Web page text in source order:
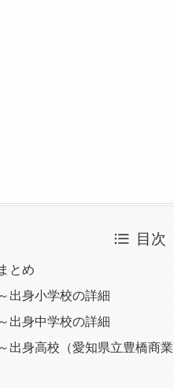
目次
とめ
出身小学校の詳細
出身中学校の詳細
出身高校（愛知県立豊橋商